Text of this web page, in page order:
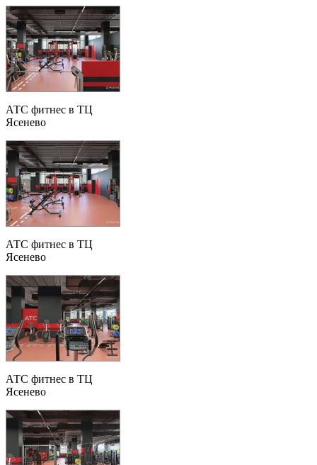
АТС фитнес в ТЦ
Ясенево
АТС фитнес в ТЦ
Ясенево
АТС фитнес в ТЦ
Ясенево